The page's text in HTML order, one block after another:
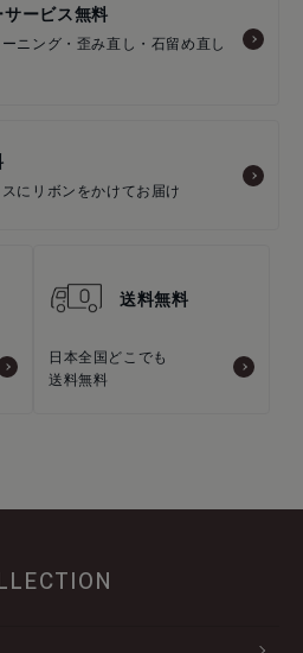
ービス無料
ニング・歪み直し・石留め直し
にリボンをかけてお届け
送料無料
日本全国どこでも
送料無料